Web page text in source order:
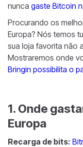
nunca gaste Bitcoin
Procurando os
Europa? Nós temos
sua loja favorita não
Mostraremos onde
Bringin possibilita o
1. Onde
Europa
Recarga de bits: